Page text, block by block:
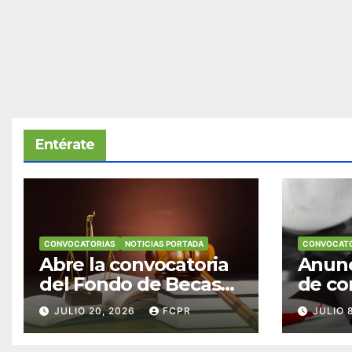
Entérate
CONVOCATORIAS NOTICIAS PORTADA
Abre la convocatoria
del Fondo de Becas
McConnell
Valdés/Antonio
JULIO 20, 2026 FCPR
de
JULIO